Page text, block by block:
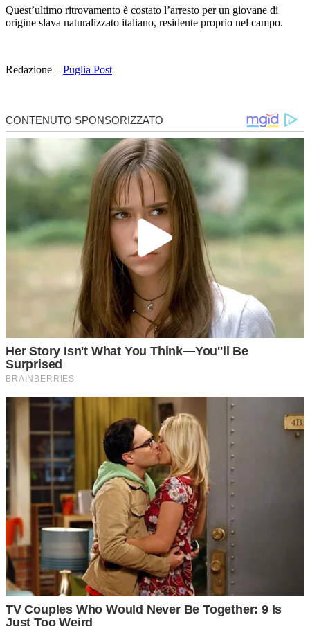
Quest’ultimo ritrovamento è costato l’arresto per un giovane di
origine slava naturalizzato italiano, residente proprio nel campo.
Redazione – Puglia Post